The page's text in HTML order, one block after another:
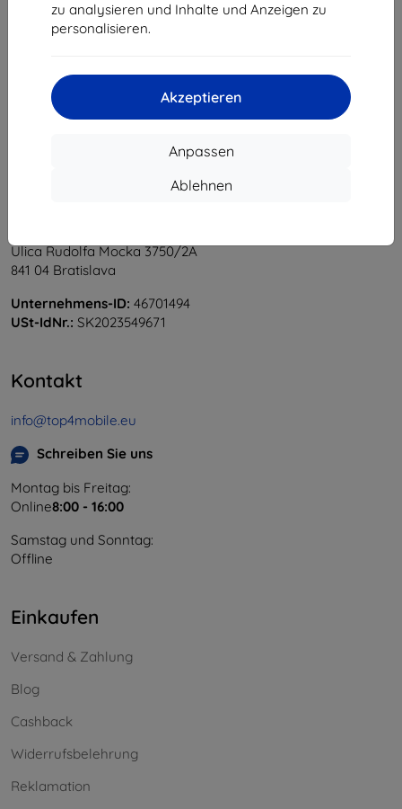
zu analysieren und Inhalte und Anzeigen zu
personalisieren.
Akzeptieren
Anpassen
Ablehnen
1
Ulica Rudolfa Mocka 3750/2A
841 04 Bratislava
Unternehmens-ID: 46701494
USt-IdNr.: SK2023549671
Kontakt
info@top4mobile.eu
Schreiben Sie uns
Montag bis Freitag:
Online8:00 - 16:00
Samstag und Sonntag:
Offline
Einkaufen
Versand & Zahlung
Blog
Cashback
Widerrufsbelehrung
Reklamation